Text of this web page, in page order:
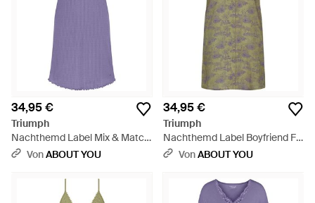
34,95 €
Triumph
Nachthemd Label Mix & Match
- LilaVonABOUT YOU
34,95 €
Triumph
Nachthemd Label Boyfriend Fit
- Grün
VonABOUT YOU